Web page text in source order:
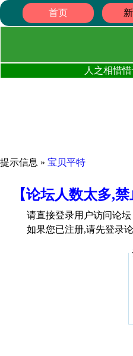
首页
人之相惜
提示信息 » 宝贝平特
【论坛人数太多,
请直接登录用户访问论
如果您已注册,请先登录